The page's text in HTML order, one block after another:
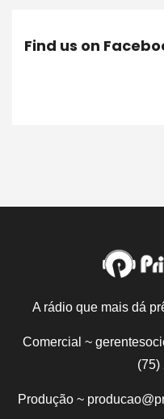
Find us on
A rádio que mais dá
Comercial ~
(75)
Produção ~